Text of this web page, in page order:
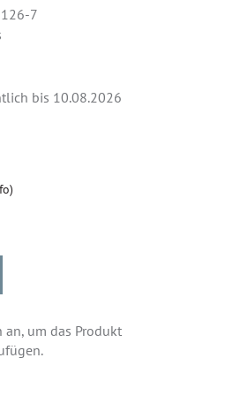
7
bis 10.08.2026
an, um das Produkt